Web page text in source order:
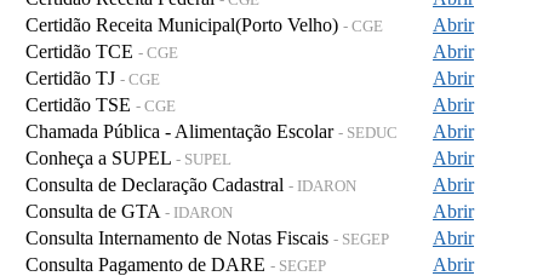
Certidão Receita Municipal(Porto Velho) - CGE
Abrir
Certidão TCE - CGE
Abrir
Certidão TJ - CGE
Abrir
Certidão TSE - CGE
Abrir
Chamada Pública - Alimentação Escolar - SEDUC
Abrir
Conheça a SUPEL - SUPEL
Abrir
Consulta de Declaração Cadastral - IDARON
Abrir
Consulta de GTA - IDARON
Abrir
Consulta Internamento de Notas Fiscais - SEGEP
Abrir
Consulta Pagamento de DARE - SEGEP
Abrir